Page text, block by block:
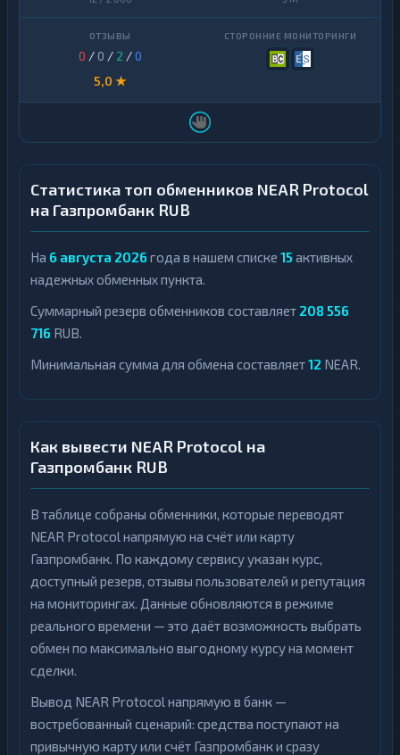
0 / 0 / 2 /0
5,0 ★
Статистика топ обменников NEAR Protocol
на Газпромбанк RUB
На 6 августа 2026 года в нашем списке 15 активных
надежных обменных пункта.
Суммарный резерв обменников составляет 208 556
716 RUB.
Минимальная сумма для обмена составляет12 NEAR.
Как вывести NEAR Protocol на
Газпромбанк RUB
В таблице собраны обменники, которые переводят
NEAR Protocol напрямую на счёт или карту
Газпромбанк. По каждому сервису указан курс,
доступный резерв, отзывы пользователей и репутация
на мониторингах. Данные обновляются в режиме
реального времени — это даёт возможность выбрать
обмен по максимально выгодному курсу на момент
сделки.
Вывод NEAR Protocol напрямую в банк —
востребованный сценарий: средства поступают на
привычную карту или счёт Газпромбанк и сразу